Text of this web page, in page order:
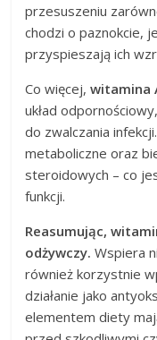
przesuszeniu
chodzi o paznokcie,
przyspieszają ich
Co więcej,witamina
układ
do zwalczania
metaboliczne oraz
steroidowych – co
funkcji.
Reasumując,
odżywczy. Wspiera
również korzystnie
działanie jako
elementem diety